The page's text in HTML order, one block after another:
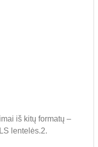
iš kitų formatų –
lentelės.2.